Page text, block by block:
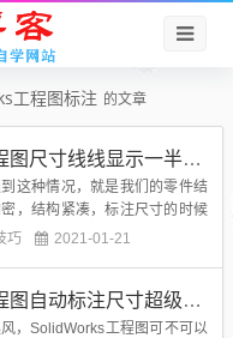
工程图标注 的文章
SolidWorks工程图尺寸线线显示一半隐藏一半的技巧-亲测可用
这种情况，就是我们的零件结
，结构紧凑，标注尺寸的时候
显示，显得图纸非常的拥挤，
前：改造后：具体我们的操作
巧 2021-01-21
SolidWorks工程图自动标注尺寸超级简单，但是想好看，却很难
，SolidWorks工程图可不可以